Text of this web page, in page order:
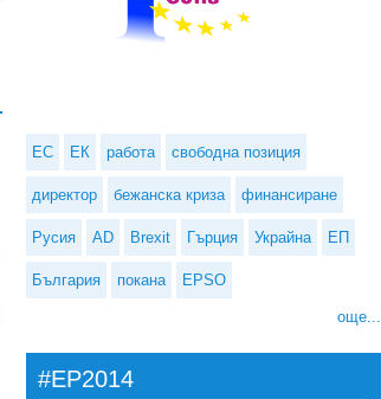
ЕС ЕК работа свободна позиция
директор бежанска криза финансиране
Русия AD Brexit Гърция Украйна ЕП
България покана EPSO
още...
#EP2014